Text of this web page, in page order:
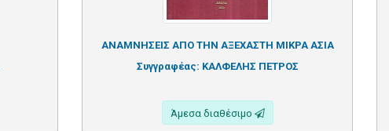
ΑΝΑΜΝΗΣΕΙΣ ΑΠΟ ΤΗΝ ΑΞΕΧΑΣΤΗ ΜΙΚΡΑ ΑΣΙΑ
Συγγραφέας: ΚΑΛΦΕΛΗΣ ΠΕΤΡΟΣ
Άμεσα διαθέσιμο